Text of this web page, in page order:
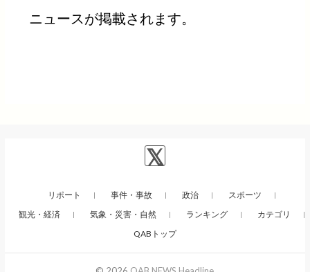
ニュースが掲載されます。
リポート 事件・事故 政治
スポーツ
観光・経済
気象・災害・自然 ランキング
カテゴリ
QABトップ